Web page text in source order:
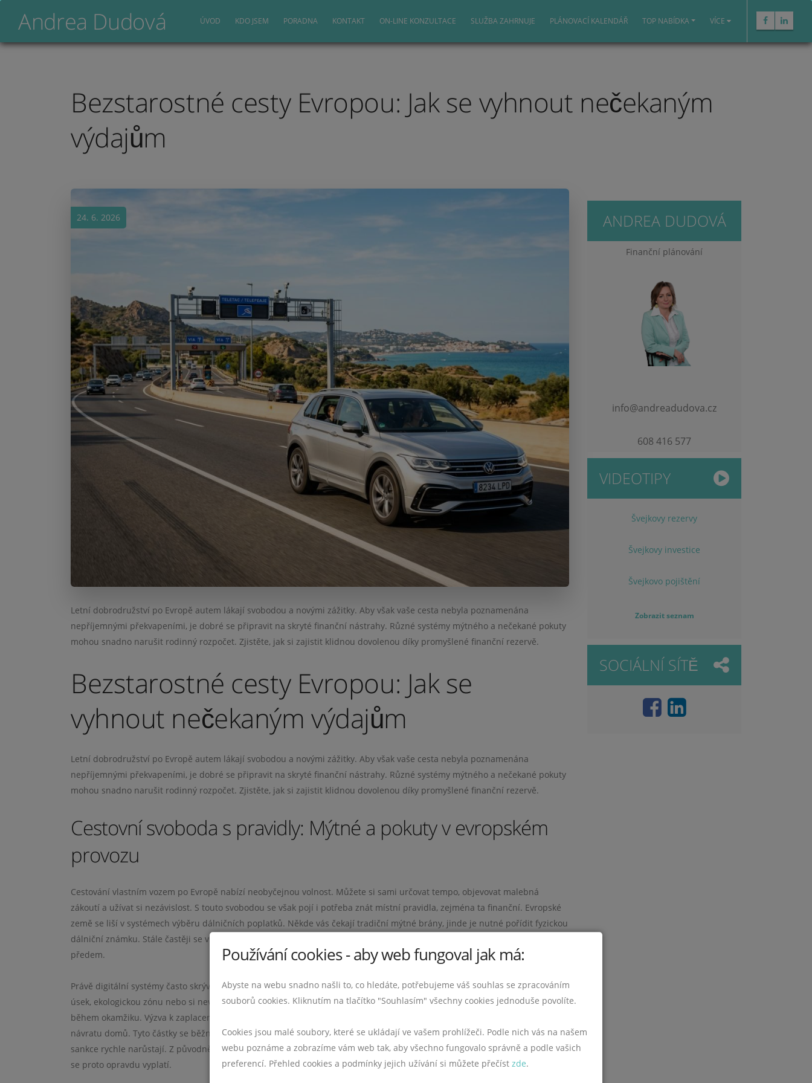
Andrea Dudová ÚVOD KDO JSEM PORADNA KONTAKT ON-LINE KONZULTACE SLUŽBA ZAHRNUJE PLÁNOVACÍ KALENDÁŘ TOP NABÍDKA VÍCE
Bezstarostné cesty Evropou: Jak se vyhnout nečekaným
výdajům
24. 6. 2026
Letní dobrodružství po Evropě autem lákají svobodou a novými zážitky. Aby však vaše cesta nebyla poznamenána
nepříjemnými překvapeními, je dobré se připravit na skryté finanční nástrahy. Různé systémy mýtného a nečekané pokuty
mohou snadno narušit rodinný rozpočet. Zjistěte, jak si zajistit klidnou dovolenou díky promyšlené finanční rezervě.
Bezstarostné cesty Evropou: Jak se
vyhnout nečekaným výdajům
Letní dobrodružství po Evropě autem lákají svobodou a novými zážitky. Aby však vaše cesta nebyla poznamenána
nepříjemnými překvapeními, je dobré se připravit na skryté finanční nástrahy. Různé systémy mýtného a nečekané pokuty
mohou snadno narušit rodinný rozpočet. Zjistěte, jak si zajistit klidnou dovolenou díky promyšlené finanční rezervě.
Cestovní svoboda s pravidly: Mýtné a pokuty v evropském
provozu
Cestování vlastním vozem po Evropě nabízí neobyčejnou volnost. Můžete si sami určovat tempo, objevovat malebná
zákoutí a užívat si nezávislost. S touto svobodou se však pojí i potřeba znát místní pravidla, zejména ta finanční. Evropské
země se liší v systémech výběru dálničních poplatků. Někde vás čekají tradiční mýtné brány, jinde je nutné pořídit fyzickou
dálniční známku. Stále častěji se však setkáte s moderním elektronickým mýtem, které vyžaduje registraci a platbu online
předem.
Právě digitální systémy často skrývají největší úskalí. Stačí přehlédnout nenápadnou značku upozorňující na zpoplatněný
úsek, ekologickou zónu nebo si nevšimnout nutnosti registrace. Moderní kamery vaši registrační značku zaznamenají
během okamžiku. Výzva k zaplacení pokuty však může dorazit s velkým zpožděním, klidně až za několik měsíců po vašem
návratu domů. Tyto částky se běžně pohybují v řádech desítek eur. Pokud dopis ignorujete nebo platbu odešlete pozdě,
sankce rychle narůstají. Z původně malé chyby se tak může stát velmi drahá zkušenost. Být včas informován a připraven
se proto opravdu vyplatí.
ANDREA DUDOVÁ
Finanční plánování
info@andreadudova.cz
608 416 577
VIDEOTIPY
Švejkovy rezervy
Švejkovy investice
Švejkovo pojištění
Zobrazit seznam
SOCIÁLNÍ SÍTĚ
Používání cookies - aby web fungoval jak má:
Abyste na webu snadno našli to, co hledáte, potřebujeme váš souhlas se zpracováním
souborů cookies. Kliknutím na tlačítko "Souhlasím" všechny cookies jednoduše povolíte.
Cookies jsou malé soubory, které se ukládají ve vašem prohlížeči. Podle nich vás na našem
webu poznáme a zobrazíme vám web tak, aby všechno fungovalo správně a podle vašich
preferencí. Přehled cookies a podmínky jejich užívání si můžete přečíst zde.